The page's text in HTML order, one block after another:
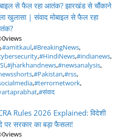
से फैल रहा आतंक? झारखंड से चौंकाने
खुलासा | संवाद मोबाइल से फैल रहा
0views
#amitkaul,#BreakingNews,
,#HindiNews,#indianews,
,#jharkhandnews,#newsanalysis,
,#Pakistan,#rss,
,#terrornetwork,
,#संवाद
Rules 2026 Explained: विदेशी
पर सरकार का बड़ा फैसला!
0views